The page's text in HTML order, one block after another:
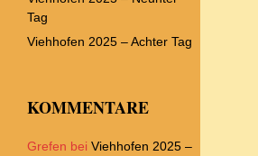
Tag
Viehhofen 2025 – Achter Tag
KOMMENTARE
Grefen bei Viehhofen 2025 –